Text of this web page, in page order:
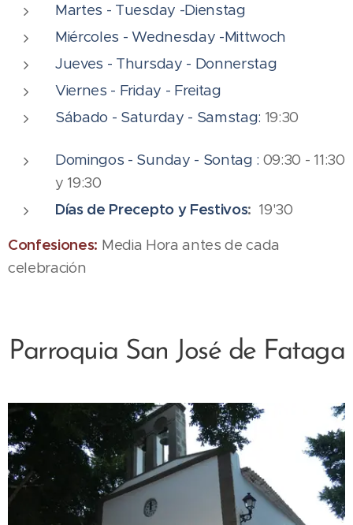
Martes - Tuesday -Dienstag
Miércoles - Wednesday -Mittwoch
Jueves - Thursday - Donnerstag
Viernes - Friday - Freitag
Sábado - Saturday - Samstag: 19:30
Domingos - Sunday - Sontag : 09:30 - 11:30
y 19:30
Días de Precepto y Festivos: 19'30
Confesiones: Media Hora antes de cada
celebración
Parroquia San José de Fataga